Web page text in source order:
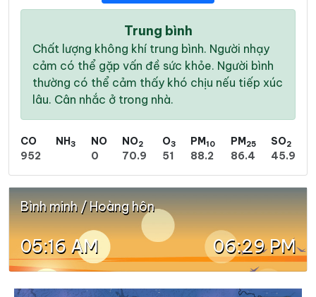
Trung bình
Chất lượng không khí trung bình. Người nhạy
cảm có thể gặp vấn đề sức khỏe. Người bình
thường có thể cảm thấy khó chịu nếu tiếp xúc
lâu. Cân nhắc ở trong nhà.
CO
952
NH3
NO
0
NO2
70.9
O3
51
PM10
88.2
PM25
86.4
SO2
45.9
Bình minh / Hoàng hôn
05:16 AM 06:29 PM